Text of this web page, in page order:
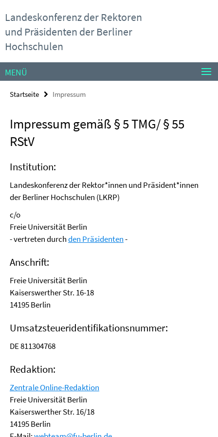
direkt
zu
Inhalt
Landeskonferenz der Rektoren
und Präsidenten der Berliner
Hochschulen
Service-
Navigation
MENÜ
Startseite Impressum
Impressum gemäß § 5 TMG/ § 55
RStV
Institution:
Landeskonferenz der Rektor*innen und Präsident*innen
der Berliner Hochschulen (LKRP)
c/o
Freie Universität Berlin
- vertreten durchden Präsidenten-
Anschrift:
Freie Universität Berlin
Kaiserswerther Str. 16-18
14195 Berlin
Umsatzsteueridentifikationsnummer:
DE 811304768
Redaktion:
Zentrale Online-Redaktion
Freie Universität Berlin
Kaiserswerther Str. 16/18
14195 Berlin